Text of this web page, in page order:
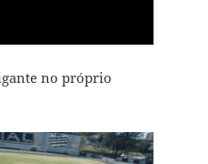
no próprio